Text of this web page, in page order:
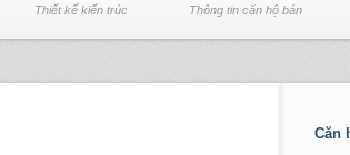
Thiết kế kiến trúc Thông tin căn hộ bán
Căn